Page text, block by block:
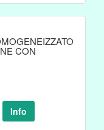
CON
Info